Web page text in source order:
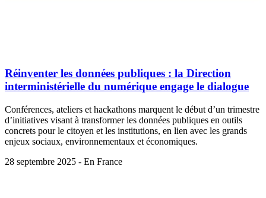
Réinventer les données publiques : la Direction
interministérielle du numérique engage le dialogue
Conférences, ateliers et hackathons marquent le début d’un trimestre
d’initiatives visant à transformer les données publiques en outils
concrets pour le citoyen et les institutions, en lien avec les grands
enjeux sociaux, environnementaux et économiques.
28 septembre 2025 - En France